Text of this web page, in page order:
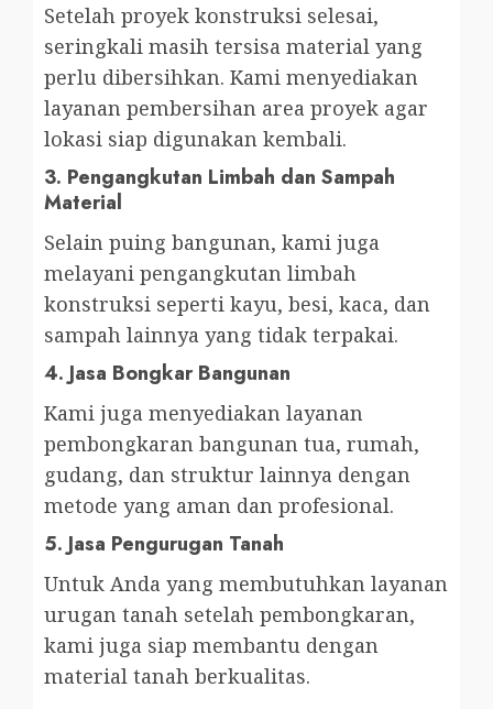
Setelah proyek konstruksi selesai,
seringkali masih tersisa material yang
perlu dibersihkan. Kami menyediakan
layanan pembersihan area proyek agar
lokasi siap digunakan kembali.
3. Pengangkutan Limbah dan Sampah
Material
Selain puing bangunan, kami juga
melayani pengangkutan limbah
konstruksi seperti kayu, besi, kaca, dan
sampah lainnya yang tidak terpakai.
4. Jasa Bongkar Bangunan
Kami juga menyediakan layanan
pembongkaran bangunan tua, rumah,
gudang, dan struktur lainnya dengan
metode yang aman dan profesional.
5. Jasa Pengurugan Tanah
Untuk Anda yang membutuhkan layanan
urugan tanah setelah pembongkaran,
kami juga siap membantu dengan
material tanah berkualitas.